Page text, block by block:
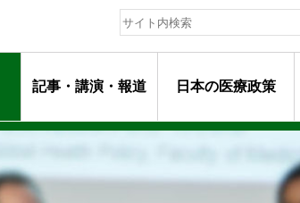
記事・講演・報道 日本の医療政策